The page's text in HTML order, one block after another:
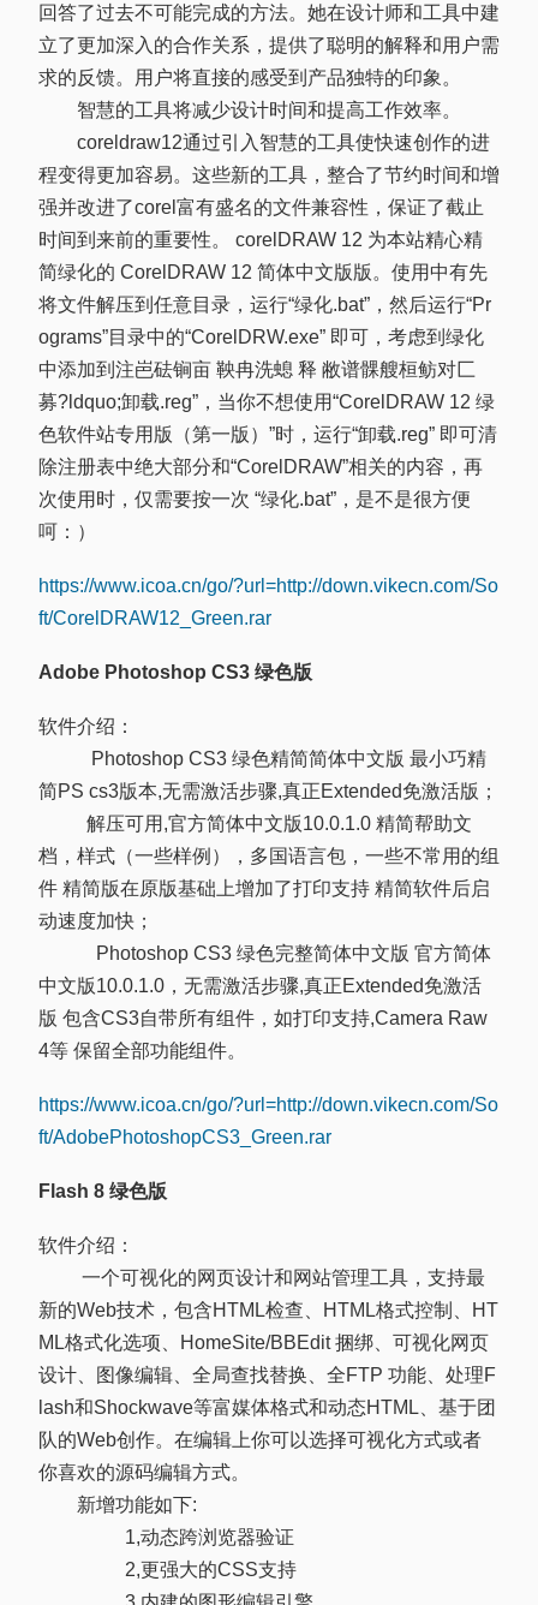
回答了过去不可能完成的方法。她在设计师和工具中建
立了更加深入的合作关系，提供了聪明的解释和用户需
求的反馈。用户将直接的感受到产品独特的印象。
智慧的工具将减少设计时间和提高工作效率。
coreldraw12通过引入智慧的工具使快速创作的进
程变得更加容易。这些新的工具，整合了节约时间和增
强并改进了corel富有盛名的文件兼容性，保证了截止
时间到来前的重要性。 corelDRAW 12 为本站精心精
简绿化的 CorelDRAW 12 简体中文版版。使用中有先
将文件解压到任意目录，运行“绿化.bat”，然后运行“Pr
ograms”目录中的“CorelDRW.exe” 即可，考虑到绿化
中添加到注岜砝锏亩 鞅冉洗螅 释 敝谱髁艘桓鲂对匚
募?ldquo;卸载.reg”，当你不想使用“CorelDRAW 12 绿
色软件站专用版（第一版）”时，运行“卸载.reg” 即可清
除注册表中绝大部分和“CorelDRAW”相关的内容，再
次使用时，仅需要按一次 “绿化.bat”，是不是很方便
呵：）
https://www.icoa.cn/go/?url=http://down.vikecn.com/So
ft/CorelDRAW12_Green.rar
Adobe Photoshop CS3 绿色版
软件介绍：
Photoshop CS3 绿色精简简体中文版 最小巧精
简PS cs3版本,无需激活步骤,真正Extended免激活版；
解压可用,官方简体中文版10.0.1.0 精简帮助文
档，样式（一些样例），多国语言包，一些不常用的组
件 精简版在原版基础上增加了打印支持 精简软件后启
动速度加快；
Photoshop CS3 绿色完整简体中文版 官方简体
中文版10.0.1.0，无需激活步骤,真正Extended免激活
版 包含CS3自带所有组件，如打印支持,Camera Raw
4等 保留全部功能组件。
https://www.icoa.cn/go/?url=http://down.vikecn.com/So
ft/AdobePhotoshopCS3_Green.rar
Flash 8 绿色版
软件介绍：
一个可视化的网页设计和网站管理工具，支持最
新的Web技术，包含HTML检查、HTML格式控制、HT
ML格式化选项、HomeSite/BBEdit 捆绑、可视化网页
设计、图像编辑、全局查找替换、全FTP 功能、处理F
lash和Shockwave等富媒体格式和动态HTML、基于团
队的Web创作。在编辑上你可以选择可视化方式或者
你喜欢的源码编辑方式。
新增功能如下:
1,动态跨浏览器验证
2,更强大的CSS支持